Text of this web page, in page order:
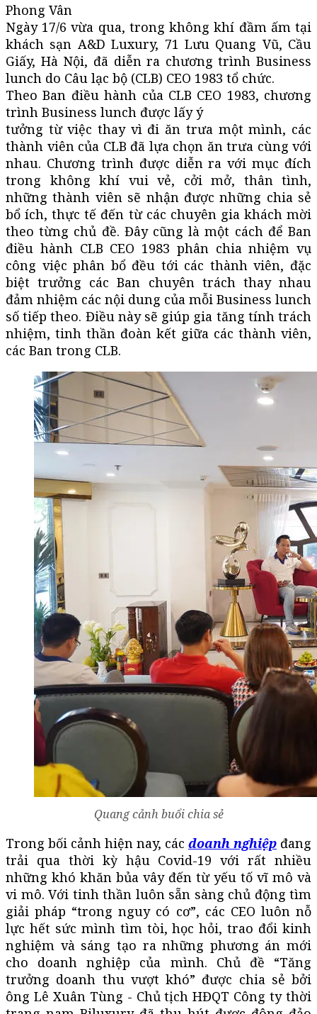
Phong Vân
Ngày 17/6 vừa qua, trong không khí đầm ấm tại
khách sạn A&D Luxury, 71 Lưu Quang Vũ, Cầu
Giấy, Hà Nội, đã diễn ra chương trình Business
lunch do Câu lạc bộ (CLB) CEO 1983 tổ chức.
Theo Ban điều hành của CLB CEO 1983, chương
trình Business lunch được lấy ý
tưởng từ việc thay vì đi ăn trưa một mình, các
thành viên của CLB đã lựa chọn ăn trưa cùng với
nhau. Chương trình được diễn ra với mục đích
trong không khí vui vẻ, cởi mở, thân tình,
những thành viên sẽ nhận được những chia sẻ
bổ ích, thực tế đến từ các chuyên gia khách mời
theo từng chủ đề. Đây cũng là một cách để Ban
điều hành CLB CEO 1983 phân chia nhiệm vụ
công việc phân bổ đều tới các thành viên, đặc
biệt trưởng các Ban chuyên trách thay nhau
đảm nhiệm các nội dung của mỗi Business lunch
số tiếp theo. Điều này sẽ giúp gia tăng tính trách
nhiệm, tinh thần đoàn kết giữa các thành viên,
các Ban trong CLB.
Quang cảnh buổi chia sẻ
Trong bối cảnh hiện nay, các doanh nghiệp đang
trải qua thời kỳ hậu Covid-19 với rất nhiều
những khó khăn bủa vây đến từ yếu tố vĩ mô và
vi mô. Với tinh thần luôn sẵn sàng chủ động tìm
giải pháp “trong nguy có cơ”, các CEO luôn nỗ
lực hết sức mình tìm tòi, học hỏi, trao đổi kinh
nghiệm và sáng tạo ra những phương án mới
cho doanh nghiệp của mình. Chủ đề “Tăng
trưởng doanh thu vượt khó” được chia sẻ bởi
ông Lê Xuân Tùng - Chủ tịch HĐQT Công ty thời